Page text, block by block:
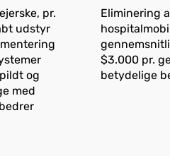
pr.
udstyr
og
med
Eliminering
$3.000 pr.
betydelige